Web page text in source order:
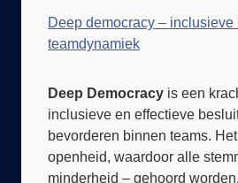
teamdynamiek
inclusieve en effectieve
bevorderen binnen teams.
openheid, waardoor alle
minderheid – gehoord
aan: